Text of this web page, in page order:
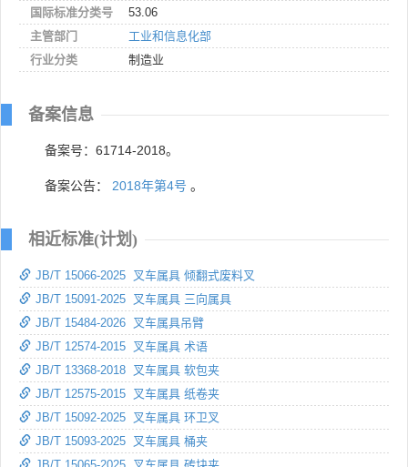
国际标准分类号
53.06
主管部门
工业和信息化部
行业分类
制造业
备案信息
备案号：61714-2018。
备案公告： 2018年第4号 。
相近标准(计划)
JB/T 15066-2025 叉车属具 倾翻式废料叉
JB/T 15091-2025 叉车属具 三向属具
JB/T 15484-2026 叉车属具吊臂
JB/T 12574-2015 叉车属具 术语
JB/T 13368-2018 叉车属具 软包夹
JB/T 12575-2015 叉车属具 纸卷夹
JB/T 15092-2025 叉车属具 环卫叉
JB/T 15093-2025 叉车属具 桶夹